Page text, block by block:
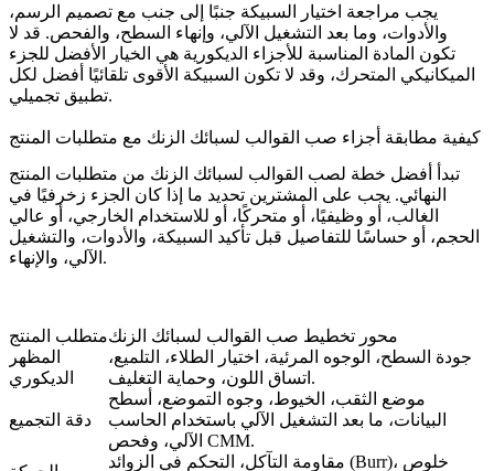
يجب مراجعة اختيار السبيكة جنبًا إلى جنب مع تصميم الرسم،
والأدوات، وما بعد التشغيل الآلي، وإنهاء السطح، والفحص. قد لا
تكون المادة المناسبة للأجزاء الديكورية هي الخيار الأفضل للجزء
الميكانيكي المتحرك، وقد لا تكون السبيكة الأقوى تلقائيًا أفضل لكل
تطبيق تجميلي.
كيفية مطابقة أجزاء صب القوالب لسبائك الزنك مع متطلبات المنتج
تبدأ أفضل خطة لصب القوالب لسبائك الزنك من متطلبات المنتج
النهائي. يجب على المشترين تحديد ما إذا كان الجزء زخرفيًا في
الغالب، أو وظيفيًا، أو متحركًا، أو للاستخدام الخارجي، أو عالي
الحجم، أو حساسًا للتفاصيل قبل تأكيد السبيكة، والأدوات، والتشغيل
الآلي، والإنهاء.
متطلب المنتجمحور تخطيط صب القوالب لسبائك الزنك
المظهر
الديكوري
جودة السطح، الوجوه المرئية، اختيار الطلاء، التلميع،
اتساق اللون، وحماية التغليف.
دقة التجميع
موضع الثقب، الخيوط، وجوه التموضع، أسطح
البيانات، ما بعد التشغيل الآلي باستخدام الحاسب
الآلي، وفحص CMM.
مقاومة التآكل، التحكم في الزوائد (Burr)، خلوص